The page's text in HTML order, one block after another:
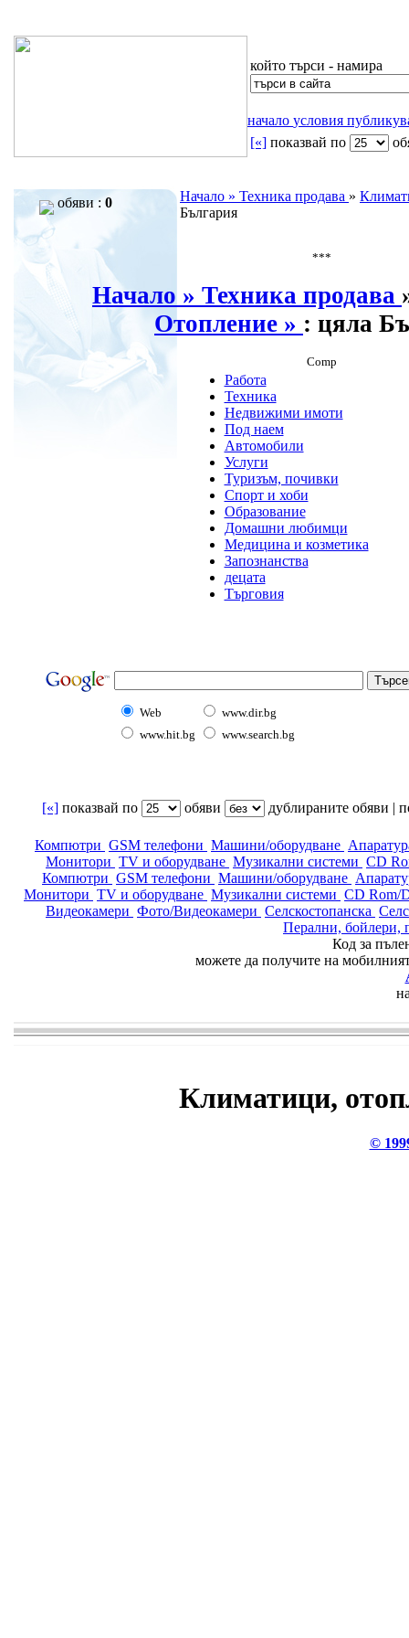
който търси - намира
начало условия
[«] показвай по
обяви : 0 Начало » Техника продава »
България
***
Начало » Техника продава
Отопление » : цяла
Comp
Работа
Техника
Недвижими имоти
Под наем
Автомобили
Услуги
Туризъм, почивки
Спорт и хоби
Образование
Домашни любимци
Медицина и козметика
Запознанства
децата
Търговия
Web
www.dir.bg
www.hit.bg
www.search.bg
[«] показвай по oбяви дублираните обяви |
Компютри GSM телефони Машини/оборудване
Монитори TV и оборудване Музикални системи CD
Компютри GSM телефони Машини/оборудване
Монитори TV и оборудване Музикални системи CD Rom/
Видеокамери Фото/Видеокамери Селскостопанска
Перални, бойлери,
Код за
можете да получите на
Климатици,
©